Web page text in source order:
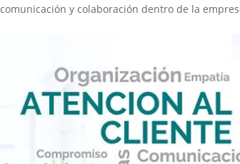
y colaboración dentro de la